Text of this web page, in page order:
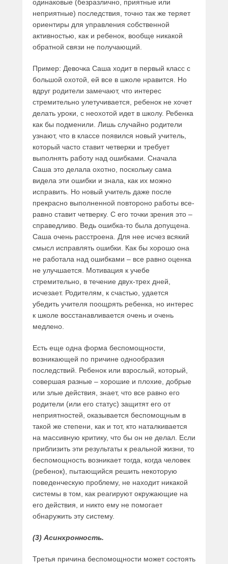
одинаковые (безразлично, приятные или
неприятные) последствия, точно так же теряет
ориентиры для управления собственной
активностью, как и ребенок, вообще никакой
обратной связи не получающий.
Пример: Девочка Саша ходит в первый класс с
большой охотой, ей все в школе нравится. Но
вдруг родители замечают, что интерес
стремительно улетучивается, ребенок не хочет
делать уроки, с неохотой идет в школу. Ребенка
как бы подменили. Лишь случайно родители
узнают, что в классе появился новый учитель,
который часто ставит четверки и требует
выполнять работу над ошибками. Сначала
Саша это делала охотно, поскольку сама
видела эти ошибки и знала, как их можно
исправить. Но новый учитель даже после
прекрасно выполненной повтороно работы все-
равно ставит четверку. С его точки зрения это –
справедливо. Ведь ошибка-то была допущена.
Саша очень расстроена. Для нее исчез всякий
смысл исправлять ошибки. Как бы хорошо она
не работала над ошибками – все равно оценка
не улучшается. Мотивация к учебе
стремительно, в течение двух-трех дней,
исчезает. Родителям, к счастью, удается
убедить учителя поощрять ребенка, но интерес
к школе восстанавливается очень и очень
медлено.
Есть еще одна форма беспомощности,
возникающей по причине однообразия
последствий. Ребенок или взрослый, который,
совершая разные – хорошие и плохие, добрые
или злые действия, знает, что все равно его
родители (или его статус) защитят его от
неприятностей, оказывается беспомощным в
такой же степени, как и тот, кто наталкивается
на массивную критику, что бы он не делал. Если
приблизить эти результаты к реальной жизни, то
беспомощность возникает тогда, когда человек
(ребенок), пытающийся решить некоторую
поведенческую проблему, не находит никакой
системы в том, как реагируют окружающие на
его действия, и никто ему не помогает
обнаружить эту систему.
(3) Асинхронность.
Третья причина беспомощности может состоять